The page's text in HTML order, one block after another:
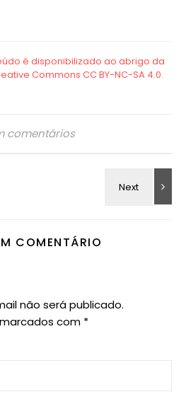
comentários
COMENTÁRIO
não será publicado.
com *